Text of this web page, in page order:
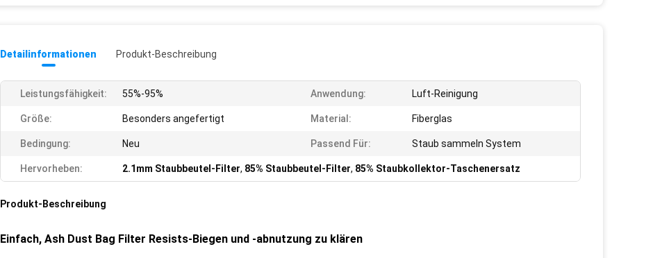
Detailinformationen Produkt-Beschreibung
Leistungsfähigkeit: 55%-95% Anwendung: Luft-Reinigung
Größe: Besonders angefertigt Material: Fiberglas
Bedingung: Neu Passend Für: Staub sammeln System
Hervorheben: 2.1mm Staubbeutel-Filter, 85% Staubbeutel-Filter, 85% Staubkollektor-Taschenersatz
Produkt-Beschreibung
Einfach, Ash Dust Bag Filter Resists-Biegen und -abnutzung zu klären